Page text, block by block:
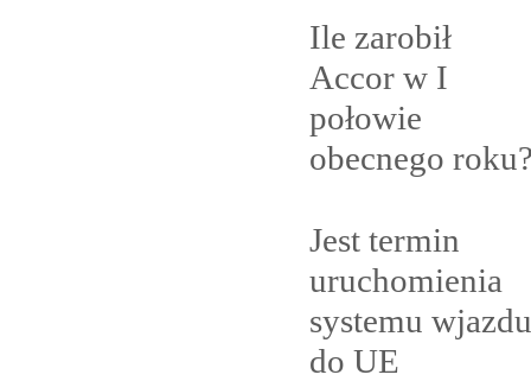
Ile zarobił
Accor w I
połowie
obecnego
Jest termin
uruchomienia
systemu wjazdu
do UE